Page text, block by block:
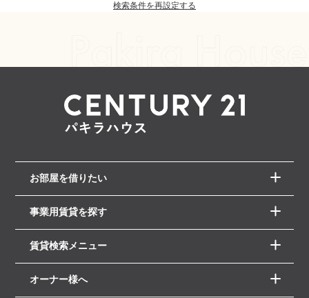
検索条件を再設定する
お部屋を借りたい
事業用賃貸を探す
賃貸検索メニュー
オーナー様へ